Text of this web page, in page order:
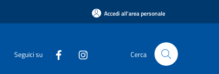
Accedi all'area personale
Seguici su Cerca